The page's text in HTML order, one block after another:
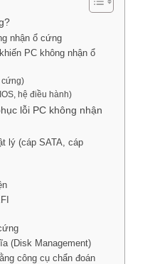
nhận ổ cứng
PC không nhận ổ
cứng)
hệ điều hành)
lỗi PC không nhận
lý (cáp SATA, cáp
(Disk Management)
công cụ chẩn đoán